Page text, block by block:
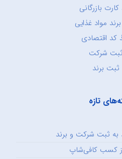
بازرگانی
مواد غذایی
کد اقتصادی
ثبت شرکت
ثبت برند
تازه
به ثبت شرکت و برند
کسب کافی‌شاپ